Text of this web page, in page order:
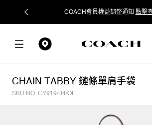
COACH會員權益調整通知 點擊
CHAIN TABBY 鏈條單肩手袋
SKU NO: CY919/B4/OL